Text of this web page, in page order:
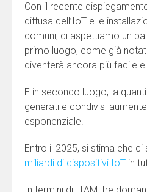
Con il recente
diffusa dell’IoT e le
comuni, ci aspettiamo un
primo luogo, come già
diventerà ancora più facile
E in secondo luogo, la
generati e condivisi
esponenziale.
Entro il 2025, si stima che ci
miliardi di dispositivi IoT in